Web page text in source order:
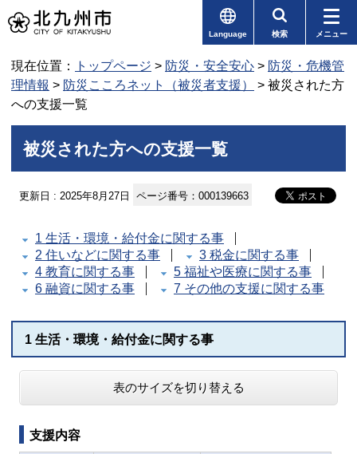
Language 検索 メニュー
現在位置： トップページ > 防災・安全安心 > 防災・危機管
理情報 > 防災こころネット（被災者支援）
> 被災された方
への支援一覧
被災された方への支援一覧
更新日 : 2025年8月27日 ページ番号：000139663
1 生活・環境・給付金に関する事
2 住いなどに関する事
3 税金に関する事
4 教育に関する事
5 福祉や医療に関する事
6 融資に関する事
7 その他の支援に関する事
1 生活・環境・給付金に関する事
表のサイズを切り替える
支援内容